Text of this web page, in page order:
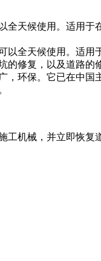
全天候使用。适用于
以全天候使用。适用
的修复，以及道路的
，环保。它已在中国
机械，并立即恢复